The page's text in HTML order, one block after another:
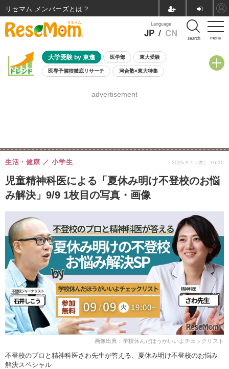
menu
Language
JP / CN search
大学受験 by 東進 医学部 東大受験
医専予備校徹底リサーチ 河合塾×東大特集
8月開催学校説明会・相談会
advertisement
児童精神科医による「夏休み明け不登校のお悩
み解決」9/9 1枚目の写真・画像
生活・健康 小学生 2025.9.4（木） 16:30
画像出典：学校休んだほうがいいよチェックリスト
不登校のプロと精神科医さわ先生が答える、夏休み明け不登校のお悩み
解決スペシャル
リセマム メンバーズ